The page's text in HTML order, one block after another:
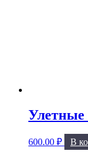
600.00 ₽ В